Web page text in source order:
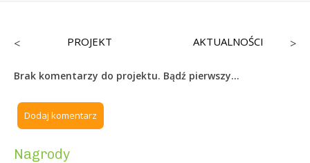
< PROJEKT AKTUALNOŚCI >
Brak komentarzy do projektu. Bądź pierwszy...
Dodaj komentarz
Nagrody